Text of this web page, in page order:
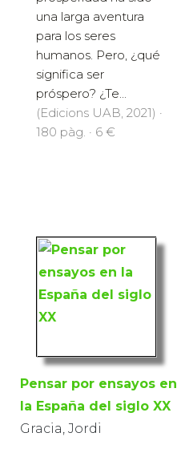
una larga aventura
para los seres
humanos. Pero, ¿qué
significa ser
próspero? ¿Te...
(Edicions UAB, 2021) ·
180 pàg. · 6 €
Pensar por ensayos en
la España del siglo XX
Gracia, Jordi